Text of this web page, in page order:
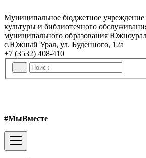
Муниципальное бюджетное
культуры и библиотечного
муниципального образования
с.Южный Урал, ул. Буденного, 12а
+7 (3532) 408-410
#МыВместе